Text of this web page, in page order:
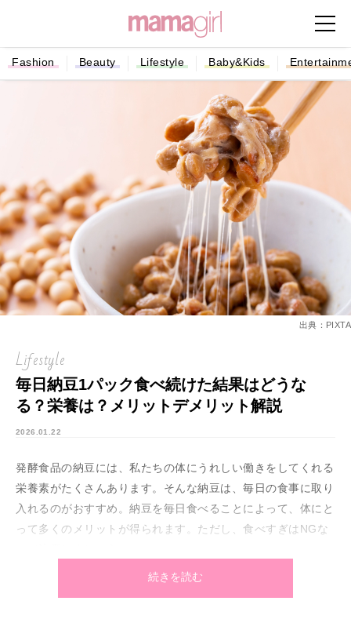
Fashion Beauty Lifestyle Baby&Kids
出典：PIXTA
Lifestyle
毎日納豆1パック食べ続けた結果はどうな
る？栄養は？メリットデメリット解説
2026.01.22
発酵食品の納豆には、私たちの体にうれしい働きをしてくれる
栄養素がたくさんあります。そんな納豆は、毎日の食事に取り
入れるのがおすすめ。納豆を毎日食べることによって、体にと
って多くのメリットが得られます。ただし、食べすぎはNGな
今回は、毎日納豆1パック食べ続けた結果どうなるかについ
続きを読む